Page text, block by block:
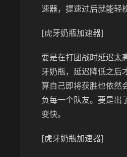
速器，提速过后就能轻
[虎牙奶瓶加速器]
要是在打团战时延迟太
牙奶瓶，延迟降低之后
算自己即将获胜也依然
负每一个队友。要是出
变快。
[虎牙奶瓶加速器]